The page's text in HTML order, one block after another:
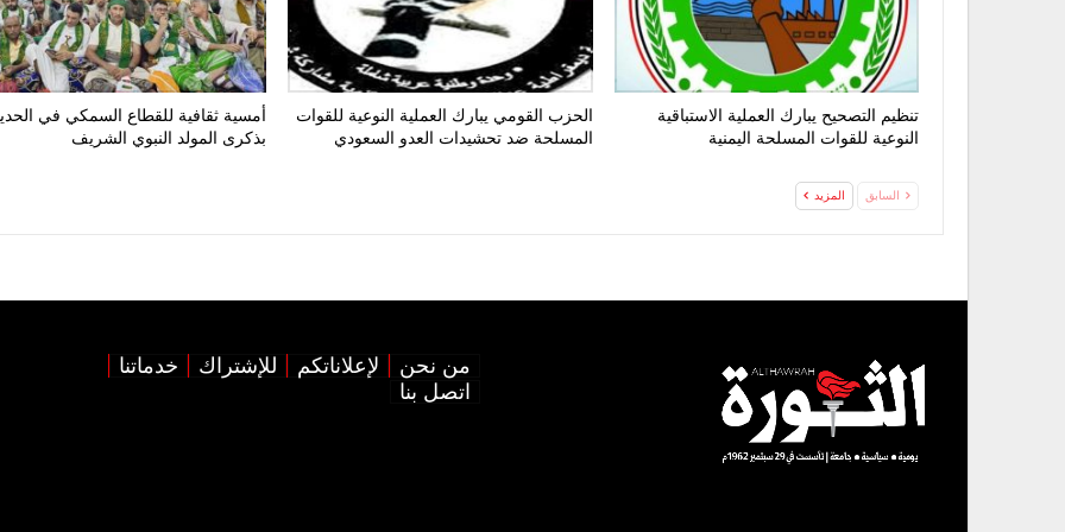
تنظيم التصحيح يبارك العملية الاستباقية
النوعية للقوات المسلحة اليمنية
الحزب القومي يبارك العملية النوعية للقوات
المسلحة ضد تحشيدات العدو السعودي
أمسية ثقافية للقطاع السمكي في
بذكرى المولد النبوي الشريف
السابق المزيد
من نحن لإعلاناتكم للإشتراك
خدماتنا
اتصل بنا